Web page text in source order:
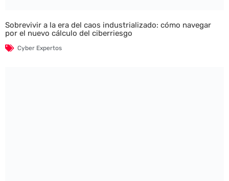
Sobrevivir a la era del caos industrializado: cómo navegar
por el nuevo cálculo del ciberriesgo
Cyber Expertos